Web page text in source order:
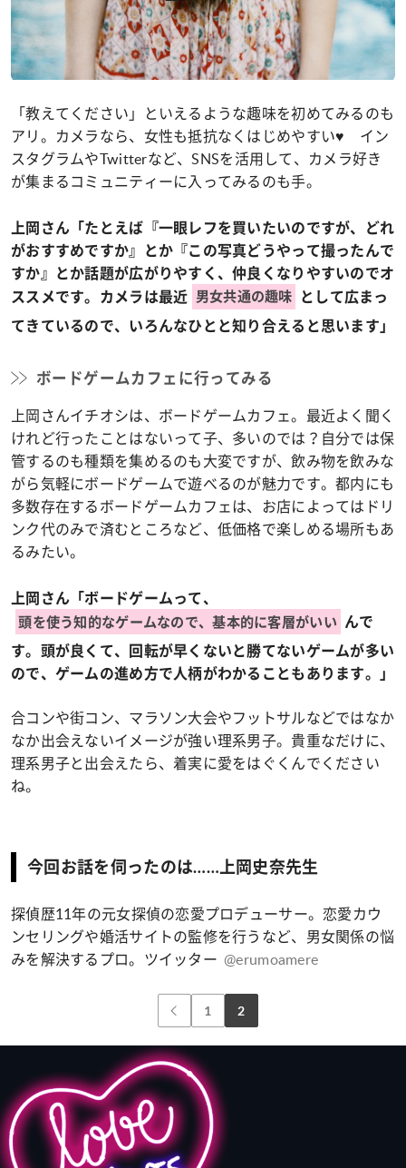
「教えてください」といえるような趣味を初めてみるのも
アリ。カメラなら、女性も抵抗なくはじめやすい♥ イン
スタグラムやTwitterなど、SNSを活用して、カメラ好き
が集まるコミュニティーに入ってみるのも手。
上岡さん「たとえば『一眼レフを買いたいのですが、どれ
がおすすめですか』とか『この写真どうやって撮ったんで
すか』とか話題が広がりやすく、仲良くなりやすいのでオ
ススメです。カメラは最近 男女共通の趣味
として広まっ
てきているので、いろんなひとと知り合えると思います」
ボードゲームカフェに行ってみる
上岡さんイチオシは、ボードゲームカフェ。最近よく聞く
けれど行ったことはないって子、多いのでは？自分では保
管するのも種類を集めるのも大変ですが、飲み物を飲みな
がら気軽にボードゲームで遊べるのが魅力です。都内にも
多数存在するボードゲームカフェは、お店によってはドリ
ンク代のみで済むところなど、低価格で楽しめる場所もあ
るみたい。
上岡さん「ボードゲームって、
頭を使う知的なゲームなので、基本的に客層がいい んで
す。頭が良くて、回転が早くないと勝てないゲームが多い
ので、ゲームの進め方で人柄がわかることもあります。」
合コンや街コン、マラソン大会やフットサルなどではなか
なか出会えないイメージが強い理系男子。貴重なだけに、
理系男子と出会えたら、着実に愛をはぐくんでください
ね。
今回お話を伺ったのは……上岡史奈先生
探偵歴11年の元女探偵の恋愛プロデューサー。恋愛カウ
ンセリングや婚活サイトの監修を行うなど、男女関係の悩
みを解決するプロ。ツイッター @erumoamere
1 2